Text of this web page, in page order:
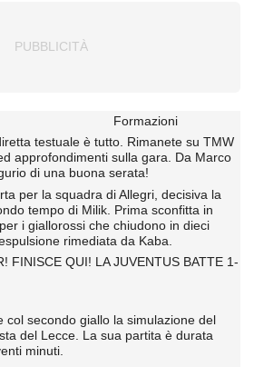
Formazioni
testuale è tutto. Rimanete su TMW
approfondimenti sulla gara. Da Marco
di una buona serata!
per la squadra di Allegri, decisiva la
tempo di Milik. Prima sconfitta in
i giallorossi che chiudono in dieci
rimediata da Kaba.
FINISCE QUI! LA JUVENTUS BATTE 1-
col secondo giallo la simulazione del
del Lecce. La sua partita è durata
minuti.